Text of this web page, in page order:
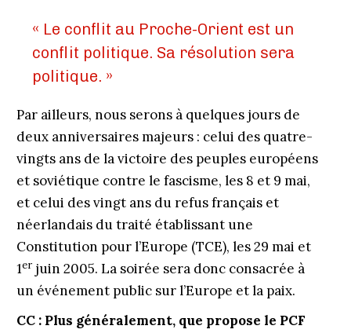
« Le conflit au Proche-Orient est un
conflit politique. Sa résolution sera
politique. »
Par ailleurs, nous serons à quelques jours de
deux anniversaires majeurs : celui des quatre-
vingts ans de la victoire des peuples européens
et soviétique contre le fascisme, les 8 et 9 mai,
et celui des vingt ans du refus français et
néerlandais du traité établissant une
Constitution pour l’Europe (TCE), les 29 mai et
1erjuin 2005. La soirée sera donc consacrée à
un événement public sur l’Europe et la paix.
CC : Plus généralement, que propose le PCF